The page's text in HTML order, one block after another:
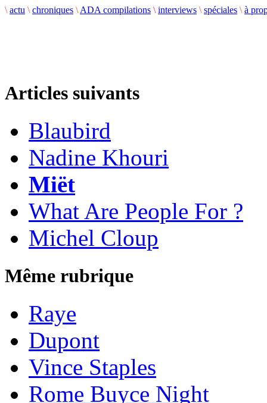
\ actu \ chroniques \ ADA compilations \ interviews \ spéciales \ à
Articles suivants
Blaubird
Nadine Khouri
Miët
What Are People For ?
Michel Cloup
Même rubrique
Raye
Dupont
Vince Staples
Rome Buyce Night